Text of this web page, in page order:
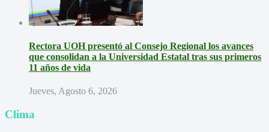
Rectora UOH presentó al Consejo Regional los avances
que consolidan a la Universidad Estatal tras sus primeros
11 años de vida
Jueves, Agosto 6, 2026
Clima